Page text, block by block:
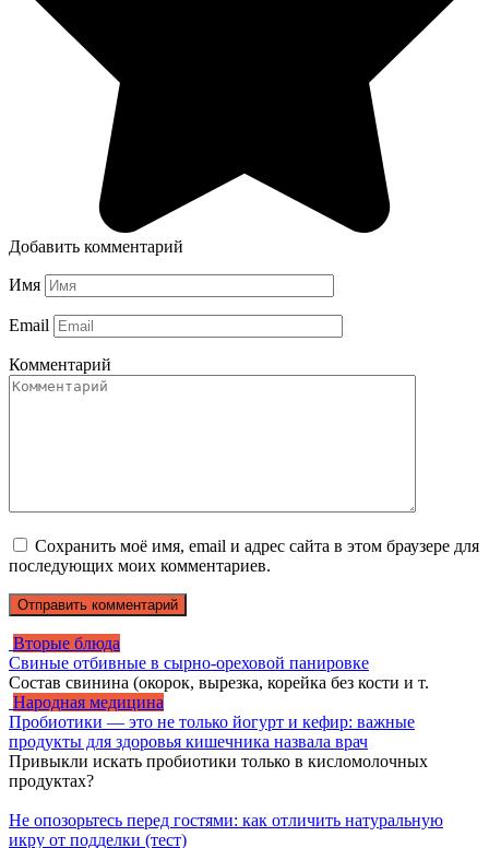
Добавить комментарий
Имя
Email
Комментарий
Сохранить моё имя, email и адрес сайта в этом браузере для
последующих моих комментариев.
Вторые блюда
Свиные отбивные в сырно-ореховой панировке
Состав свинина (окорок, вырезка, корейка без кости и т.
Народная медицина
Пробиотики — это не только йогурт и кефир: важные
продукты для здоровья кишечника назвала врач
Привыкли искать пробиотики только в кисломолочных
продуктах?
Не опозорьтесь перед гостями: как отличить натуральную
икру от подделки (тест)